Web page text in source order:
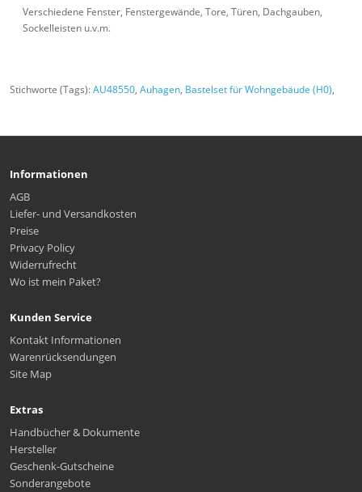
Verschiedene Fenster, Fenstergewände, Tore, Türen, Dachgauben,
Sockelleisten u.v.m.
Stichworte (Tags):AU48550, Auhagen, Bastelset für Wohngebäude (H0),
Informationen
AGB
Liefer- und Versandkosten
Preise
Privacy Policy
Widerrufrecht
Wo ist mein Paket?
Kunden Service
Kontakt Informationen
Warenrücksendungen
Site Map
Extras
Handbücher & Dokumente
Hersteller
Geschenk-Gutscheine
Sonderangebote